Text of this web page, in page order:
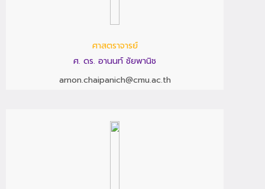
ศาสตราจารย์
ศ. ดร. อานนท์ ชัยพานิช
arnon.chaipanich@cmu.ac.th